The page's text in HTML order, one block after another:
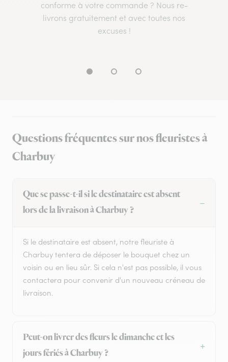
conforme à votre commande ? Nous re-
livrons gratuitement et avec toutes nos
excuses !
Questions fréquentes sur nos fleuristes à
Charbuy
Que se passe-t-il si le destinataire est absent
lors de la livraison à Charbuy ?
Si le destinataire est absent, notre fleuriste à
Charbuy tentera de déposer le bouquet chez un
voisin ou en lieu sûr. Si cela n'est pas possible, il vous
contactera pour convenir d'un nouveau créneau de
livraison.
Peut-on livrer des fleurs le dimanche et les
jours fériés à Charbuy ?